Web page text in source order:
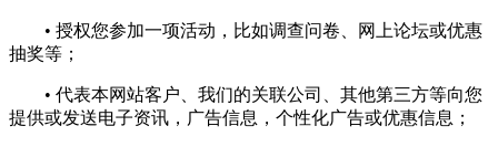
• 授权您参加一项活动，比如调查问卷、网上论坛或优惠
抽奖等；
• 代表本网站客户、我们的关联公司、其他第三方等向您
提供或发送电子资讯，广告信息，个性化广告或优惠信息；